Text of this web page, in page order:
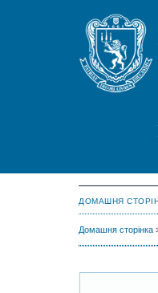
ДОМАШНЯ
Домашня сторінка